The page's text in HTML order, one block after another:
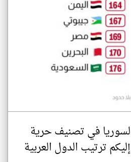
لسوريا في تصنيف حرية
ترتيب الدول العربية